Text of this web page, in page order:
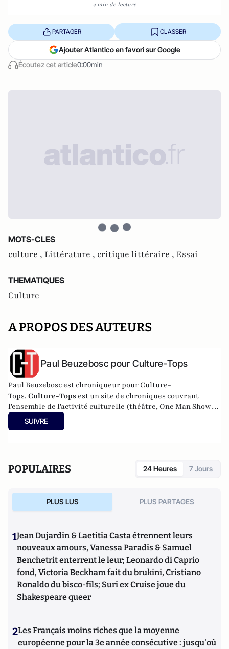
4 min de lecture
Écoutez cet article0:00min
PARTAGER CLASSER
Ajouter Atlantico en favori sur Google
MOTS-CLES
culture , Littérature , critique littéraire , Essai
THEMATIQUES
Culture
A PROPOS DES AUTEURS
Paul Beuzebosc pour Culture-Tops
Paul Beuzebosc est chroniqueur pour Culture-
Tops. Culture-Tops est un site de chroniques couvrant
l'ensemble de l'activité culturelle (théâtre, One Man Shows,
opéras, ballets, spectacles divers, cinéma, expos, livres,
etc.).
SUIVRE
POPULAIRES 24 Heures 7 Jours
PLUS LUS PLUS PARTAGES
1Jean Dujardin & Laetitia Casta étrennent leurs
nouveaux amours, Vanessa Paradis & Samuel
Benchetrit enterrent le leur; Leonardo di Caprio
fond, Victoria Beckham fait du brukini, Cristiano
Ronaldo du bisco-fils; Suri ex Cruise joue du
Shakespeare queer
2Les Français moins riches que la moyenne
européenne pour la 3e année consécutive : jusqu'où